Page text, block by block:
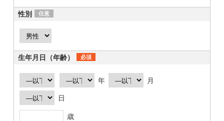
性別 任意
生年月日（年齢） 必須
年 月
日
歳